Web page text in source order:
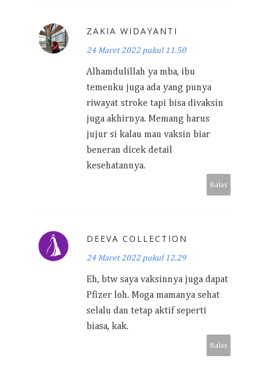
ZAKIA WIDAYANTI
24 Maret 2022 pukul 11.50
Alhamdulillah ya mba, ibu
temenku juga ada yang punya
riwayat stroke tapi bisa divaksin
juga akhirnya. Memang harus
jujur si kalau mau vaksin biar
beneran dicek detail
kesehatannya.
Balas
DEEVA COLLECTION
24 Maret 2022 pukul 12.29
Eh, btw saya vaksinnya juga dapat
Pfizer loh. Moga mamanya sehat
selalu dan tetap aktif seperti
biasa, kak.
Balas